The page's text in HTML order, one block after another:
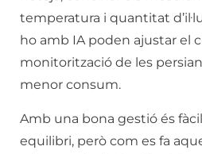
temperatura i quantitat
ho amb IA poden ajustar el
monitorització de les
menor consum.
Amb una bona gestió és
equilibri, però com es fa